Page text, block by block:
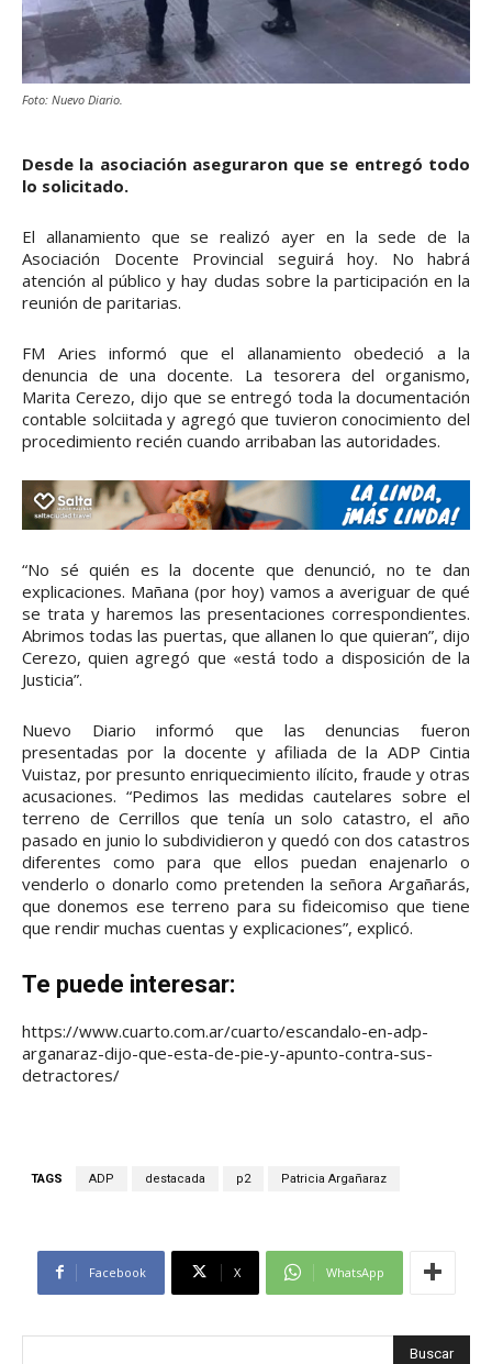
Foto: Nuevo Diario.
Desde la asociación aseguraron que se entregó todo
lo solicitado.
El allanamiento que se realizó ayer en la sede de la
Asociación Docente Provincial seguirá hoy. No habrá
atención al público y hay dudas sobre la participación en la
reunión de paritarias.
FM Aries informó que el allanamiento obedeció a la
denuncia de una docente. La tesorera del organismo,
Marita Cerezo, dijo que se entregó toda la documentación
contable solciitada y agregó que tuvieron conocimiento del
procedimiento recién cuando arribaban las autoridades.
“No sé quién es la docente que denunció, no te dan
explicaciones. Mañana (por hoy) vamos a averiguar de qué
se trata y haremos las presentaciones correspondientes.
Abrimos todas las puertas, que allanen lo que quieran”, dijo
Cerezo, quien agregó que «está todo a disposición de la
Justicia”.
Nuevo Diario informó que las denuncias fueron
presentadas por la docente y afiliada de la ADP Cintia
Vuistaz, por presunto enriquecimiento ilícito, fraude y otras
acusaciones. “Pedimos las medidas cautelares sobre el
terreno de Cerrillos que tenía un solo catastro, el año
pasado en junio lo subdividieron y quedó con dos catastros
diferentes como para que ellos puedan enajenarlo o
venderlo o donarlo como pretenden la señora Argañarás,
que donemos ese terreno para su fideicomiso que tiene
que rendir muchas cuentas y explicaciones”, explicó.
Te puede interesar:
https://www.cuarto.com.ar/cuarto/escandalo-en-adp-
arganaraz-dijo-que-esta-de-pie-y-apunto-contra-sus-
detractores/
TAGS ADP destacada p2 Patricia Argañaraz
Facebook X WhatsApp